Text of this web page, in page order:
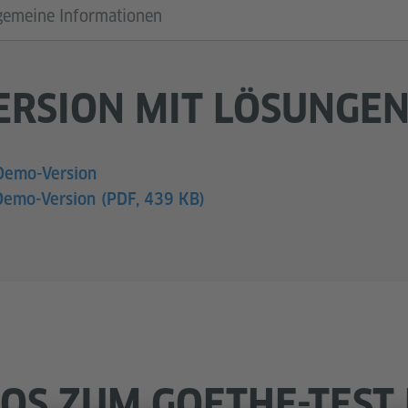
Informationen
MIT LÖSUNGEN
Version
Version (PDF, 439 KB)